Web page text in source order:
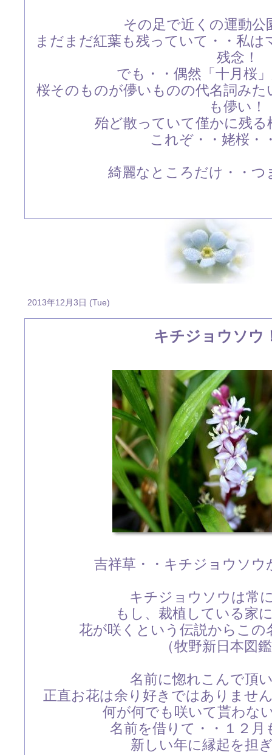
その足で近くの運動公
まだまだ紅葉も残っていて・・私
残念！
でも・・偶然「十月桜
桜そのものが儚いものの代名詞み
も儚い！
殆ど散っていて僅かに残る
これぞ・・姥桜・
綺麗なところだけ・・つ
2013年12月3日 (Tue)
キチジョウソウ
吉祥草・・キチジョウソウ
キチジョウソウは常
もし、裁植している家
花が咲くという伝説からこ
（牧野新日本図
名前に惚れこんで頂
正直お花は余り好きではありませ
何が何でも咲いて貰わな
名前を借りて・・１２月
新しい年に縁起を担